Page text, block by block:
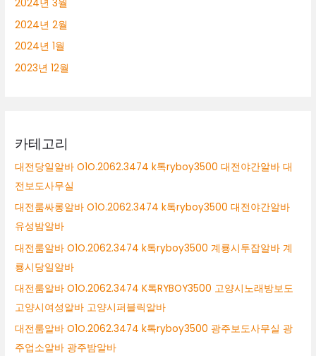
2024년 3월
2024년 2월
2024년 1월
2023년 12월
카테고리
대전당일알바 O1O.2062.3474 k톡ryboy3500 대전야간알바 대
전보도사무실
대전룸싸롱알바 O1O.2062.3474 k톡ryboy3500 대전야간알바
유성밤알바
대전룸알바 O1O.2062.3474 k톡ryboy3500 계룡시투잡알바 계
룡시당일알바
대전룸알바 O1O.2062.3474 K톡RYBOY3500 고양시노래방보도
고양시여성알바 고양시퍼블릭알바
대전룸알바 O1O.2062.3474 k톡ryboy3500 광주보도사무실 광
주업소알바 광주밤알바